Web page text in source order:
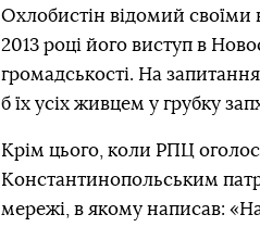
Охлобистін відомий
2013 році його виступ в
громадськості. На
б їх усіх живцем у грубку
Крім цього, коли РПЦ
Константинопольським
мережі, в якому написав: